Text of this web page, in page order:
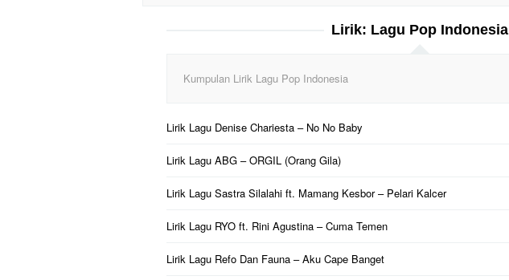
Lirik: Lagu Pop Indonesia
Kumpulan Lirik Lagu Pop Indonesia
Lirik Lagu Denise Chariesta – No No Baby
Lirik Lagu ABG – ORGIL (Orang Gila)
Lirik Lagu Sastra Silalahi ft. Mamang Kesbor – Pelari Kalcer
Lirik Lagu RYO ft. Rini Agustina – Cuma Temen
Lirik Lagu Refo Dan Fauna – Aku Cape Banget